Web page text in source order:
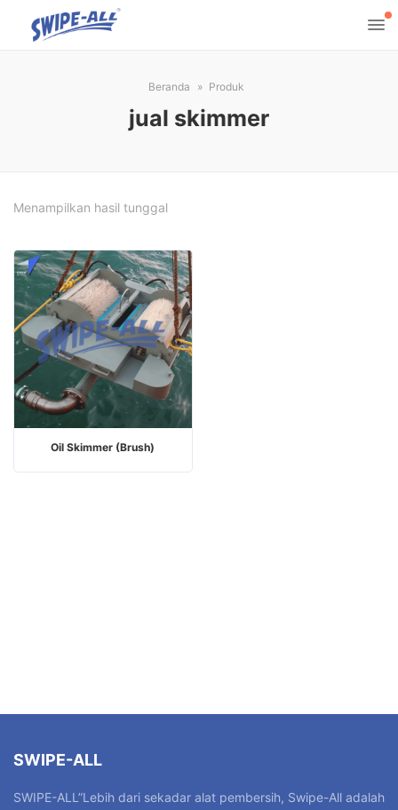
Beranda Produk
jual skimmer
Menampilkan hasil tunggal
Oil Skimmer (Brush)
SWIPE-ALL
SWIPE-ALL”Lebih dari sekadar alat pembersih, Swipe-All adalah